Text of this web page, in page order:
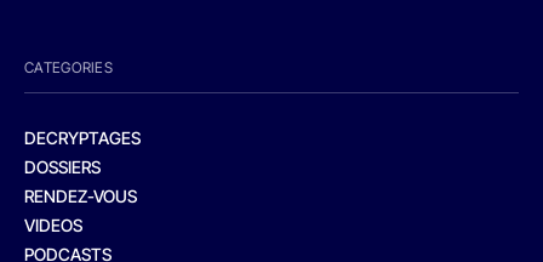
CATEGORIES
DECRYPTAGES
DOSSIERS
RENDEZ-VOUS
VIDEOS
PODCASTS